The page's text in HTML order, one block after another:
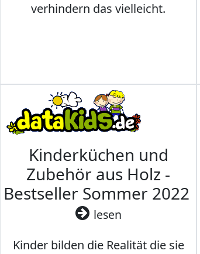
verhindern das vielleicht.
Kinderküchen und
Zubehör aus Holz -
Bestseller Sommer 2022
lesen
Kinder bilden die Realität die sie